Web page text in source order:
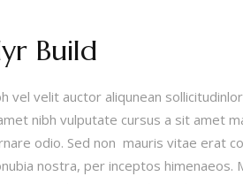
Build
vel velit auctor aliqunean
nibh vulputate cursus a sit amet
odio. Sed non mauris vitae erat
nostra, per inceptos himenaeos.